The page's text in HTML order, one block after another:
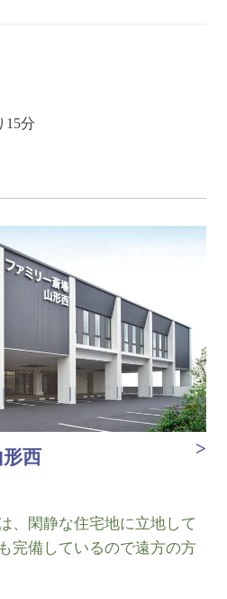
15分
西
、閑静な住宅地に立地して
完備しているので遠方の方